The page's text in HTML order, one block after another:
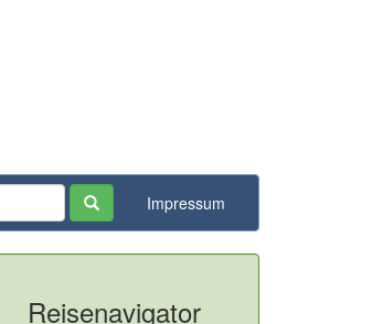
Impressum
Reisenavigator